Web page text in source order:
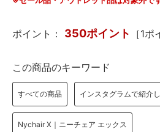
ポイント： 350ポイント ［1
この商品のキーワード
すべての商品 インスタグラムで紹介
Nychair X｜ニーチェア エックス